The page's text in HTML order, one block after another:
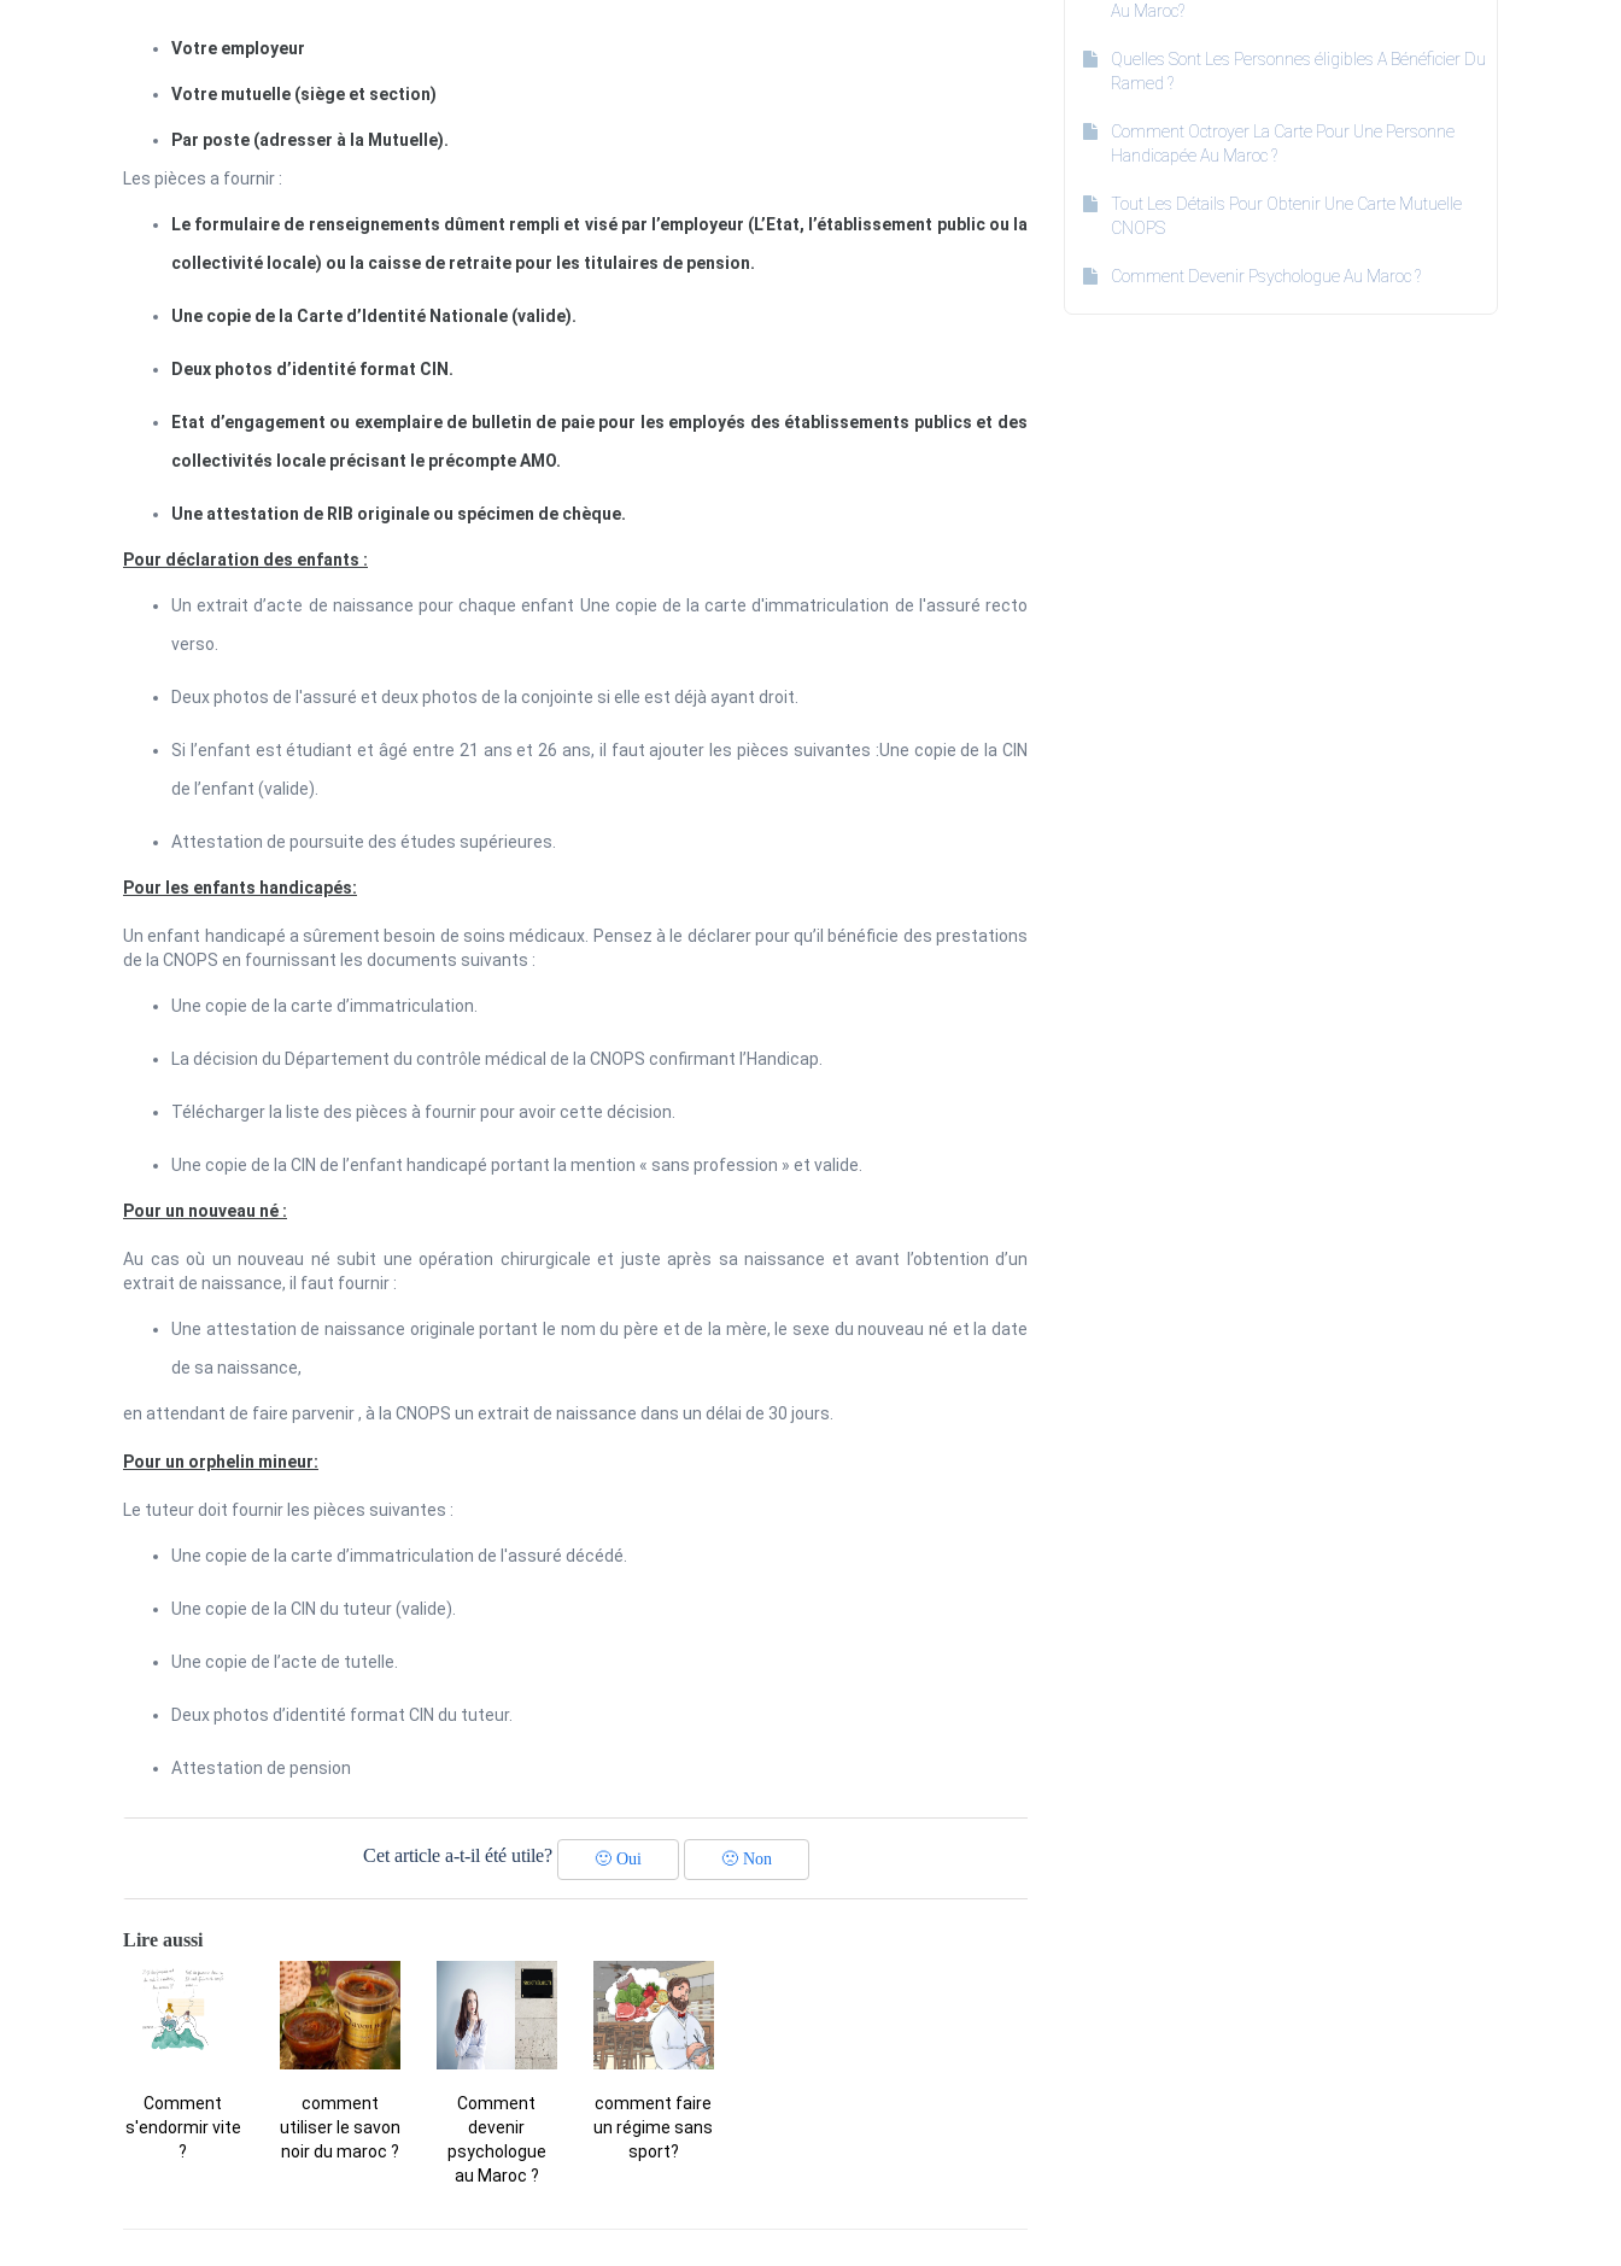
Votre employeur
Votre mutuelle (siège et section)
Par poste (adresser à la Mutuelle).
Les pièces a fournir :
Le formulaire de renseignements dûment rempli et visé par l’employeur (L’Etat, l’établissement public ou la
collectivité locale) ou la caisse de retraite pour les titulaires de pension.
Une copie de la Carte d’Identité Nationale (valide).
Deux photos d’identité format CIN.
Etat d’engagement ou exemplaire de bulletin de paie pour les employés des établissements publics et des
collectivités locale précisant le précompte AMO.
Une attestation de RIB originale ou spécimen de chèque.
Pour déclaration des enfants :
Un extrait d’acte de naissance pour chaque enfant Une copie de la carte d'immatriculation de l'assuré recto
verso.
Deux photos de l'assuré et deux photos de la conjointe si elle est déjà ayant droit.
Si l’enfant est étudiant et âgé entre 21 ans et 26 ans, il faut ajouter les pièces suivantes :Une copie de la CIN
de l’enfant (valide).
Attestation de poursuite des études supérieures.
Pour les enfants handicapés:
Un enfant handicapé a sûrement besoin de soins médicaux. Pensez à le déclarer pour qu’il bénéficie des prestations
de la CNOPS en fournissant les documents suivants :
Une copie de la carte d’immatriculation.
La décision du Département du contrôle médical de la CNOPS confirmant l’Handicap.
Télécharger la liste des pièces à fournir pour avoir cette décision.
Une copie de la CIN de l’enfant handicapé portant la mention « sans profession » et valide.
Pour un nouveau né :
Au cas où un nouveau né subit une opération chirurgicale et juste après sa naissance et avant l’obtention d’un
extrait de naissance, il faut fournir :
Une attestation de naissance originale portant le nom du père et de la mère, le sexe du nouveau né et la date
de sa naissance,
en attendant de faire parvenir , à la CNOPS un extrait de naissance dans un délai de 30 jours.
Pour un orphelin mineur:
Le tuteur doit fournir les pièces suivantes :
Une copie de la carte d’immatriculation de l'assuré décédé.
Une copie de la CIN du tuteur (valide).
Une copie de l’acte de tutelle.
Deux photos d’identité format CIN du tuteur.
Attestation de pension
Cet article a-t-il été utile? 🙂Oui 🙁Non
Lire aussi
Comment
s'endormir vite
?
comment
utiliser le savon
noir du maroc ?
Comment
devenir
psychologue
au Maroc ?
comment faire
un régime sans
sport?
Au Maroc?
Quelles Sont Les Personnes éligibles A Bénéficier Du
Ramed ?
Comment Octroyer La Carte Pour Une Personne
Handicapée Au Maroc ?
Tout Les Détails Pour Obtenir Une Carte Mutuelle
CNOPS
Comment Devenir Psychologue Au Maroc ?